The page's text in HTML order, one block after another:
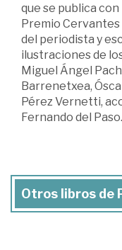
que se publica
Premio Cervantes
del periodista y
ilustraciones de
Miguel Ángel
Barrenetxea,
Pérez Vernetti,
Fernando del Paso.
Otros libros de